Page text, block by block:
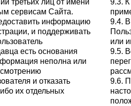
третьих лиц от имени
сервисам Сайта.
информацию
и поддерживать
есть основания
неполна или
и отказать
их отдельных
9.3.
9.4.
или
9.5.
9.6.